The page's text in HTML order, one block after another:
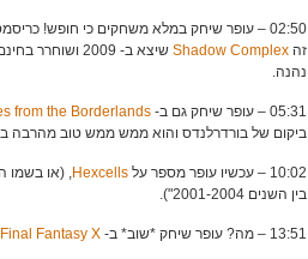
02:50 – עופר שיחק במלא משחקים כי חופש!
זה Shadow Complex
נהנה.
05:31 – עופר שיחק גם ב- from the Borderlands
ביקום של בורדרלנדס והוא ממש ממש טוב מהרבה
10:02 – עכשיו עופר מספר על Hexcells, (או בשמו
בין השנים 2001-2004").
13:51 – מה? עופר שיחק *שוב* ב- Final Fantasy X